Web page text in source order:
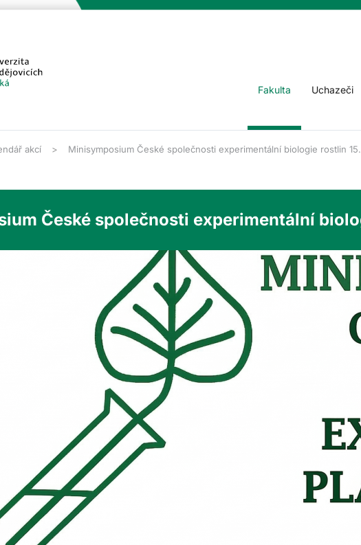
Fakulta Uchazeči
akcí Minisymposium České společnosti experimentální biologie rostlin
České společnosti experimentální